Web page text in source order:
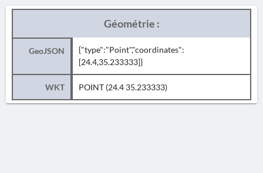
Géométrie :
GeoJSON
{"type":"Point","coordinates":
[24.4,35.233333]}
WKT POINT (24.4 35.233333)